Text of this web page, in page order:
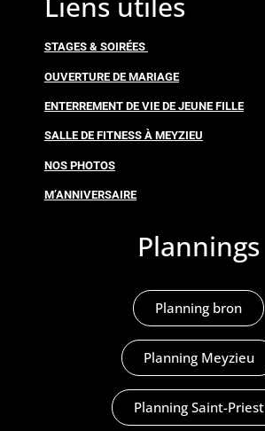
STAGES & SOIRÉES
OUVERTURE DE MARIAGE
ENTERREMENT DE VIE DE JEUNE FILLE
SALLE DE FITNESS À MEYZIEU
NOS PHOTOS
M’ANNIVERSAIRE
Plannings
Planning bron
Planning Meyzieu
Planning Saint-Priest